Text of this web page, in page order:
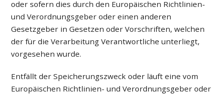
oder sofern dies durch den Europäischen Richtlinien-
und Verordnungsgeber oder einen anderen
Gesetzgeber in Gesetzen oder Vorschriften, welchen
der für die Verarbeitung Verantwortliche unterliegt,
vorgesehen wurde.
Entfällt der Speicherungszweck oder läuft eine vom
Europäischen Richtlinien- und Verordnungsgeber oder